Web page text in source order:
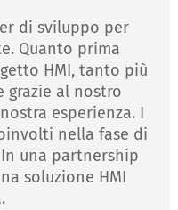
di sviluppo per
Quanto prima
HMI, tanto più
grazie al nostro
esperienza. I
nella fase di
una partnership
soluzione HMI